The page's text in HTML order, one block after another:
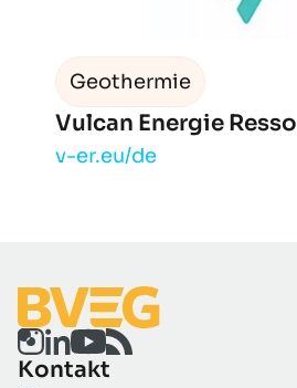
Geothermie
Vulcan Energie
v-er.eu/de
Kontakt